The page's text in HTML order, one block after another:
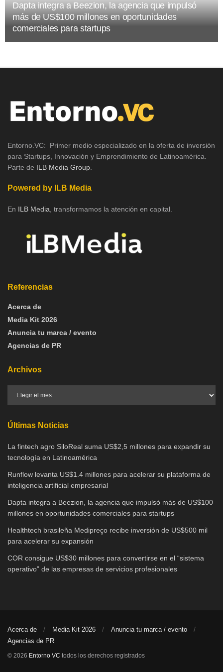
Dapta integra a Beezion, la agencia que impulsó
más de US$100 millones en oportunidades
comerciales para startups
Entorno.VC: Primer medio especializado en la oferta de inversión
para Startups, Innovación y Emprendimiento de Latinoamérica.
Parte de ILB Media Group.
Powered by ILB Media
En ILB Media, transformamos la atención en capital.
Referencias
Acerca de
Media Kit 2026
Anuncia tu marca / evento
Agencias de PR
Archivos
Últimas Noticias
La fintech agro SiloReal suma US$2,5 millones para expandir su
tecnología en Latinoamérica
Runflow levanta US$1.4 millones para acelerar su plataforma de
inteligencia artificial empresarial
Dapta integra a Beezion, la agencia que impulsó más de US$100
millones en oportunidades comerciales para startups
Healthtech brasileña Medipreço recibe inversión de US$500 mil
para acelerar su expansión
COR consigue US$30 millones para convertirse en el “sistema
operativo” de las empresas de servicios profesionales
Acerca de Media Kit 2026
Anuncia tu marca / evento
Agencias de PR
© 2026 Entorno VC todos los derechos registrados